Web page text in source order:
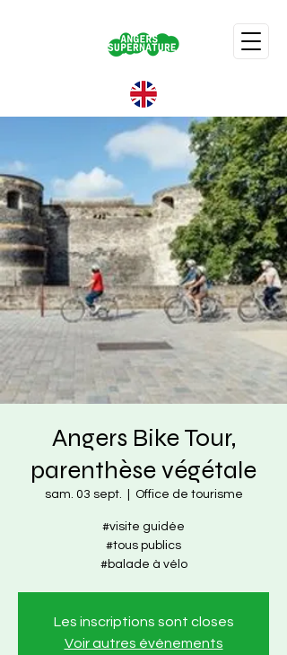
Angers Bike Tour,
parenthèse végétale
sam. 03 sept. Office de tourisme
#visite guidée
#tous publics
#balade à vélo
Les inscriptions sont closes
Voir autres événements